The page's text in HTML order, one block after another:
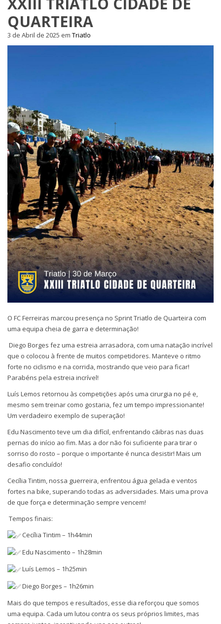
QUARTEIRA
3 de Abril de 2025 em Triatlo
O FC Ferreiras marcou presença no Sprint Triatlo de Quarteira com
uma equipa cheia de garra e determinação!
Diego Borges fez uma estreia arrasadora, com uma natação incrível
que o colocou à frente de muitos competidores. Manteve o ritmo
forte no ciclismo e na corrida, mostrando que veio para ficar!
Parabéns pela estreia incrível!
Luís Lemos retornou às competições após uma cirurgia no pé e,
mesmo sem treinar como gostaria, fez um tempo impressionante!
Um verdadeiro exemplo de superação!
Edu Nascimento teve um dia difícil, enfrentando cãibras nas duas
pernas do início ao fim. Mas a dor não foi suficiente para tirar o
sorriso do rosto – porque o importante é nunca desistir! Mais um
desafio concluído!
Cecília Tintim, nossa guerreira, enfrentou água gelada e ventos
fortes na bike, superando todas as adversidades. Mais uma prova
de que força e determinação sempre vencem!
Tempos finais:
Cecília Tintim – 1h44min
Edu Nascimento – 1h28min
Luís Lemos – 1h25min
Diego Borges – 1h26min
Mais do que tempos e resultados, esse dia reforçou que somos
uma equipa. Cada um lutou contra os seus próprios limites, mas